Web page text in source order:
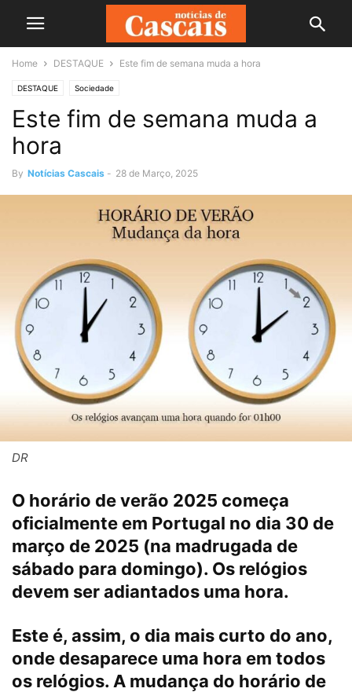
Home DESTAQUE Este fim de semana muda a hora
DESTAQUE Sociedade
Este fim de semana muda a
hora
By Notícias Cascais - 28 de Março, 2025
DR
O horário de verão 2025 começa
oficialmente em Portugal no dia 30 de
março de 2025 (na madrugada de
sábado para domingo). Os relógios
devem ser adiantados uma hora.
Este é, assim, o dia mais curto do ano,
onde desaparece uma hora em todos
os relógios. A mudança do horário de